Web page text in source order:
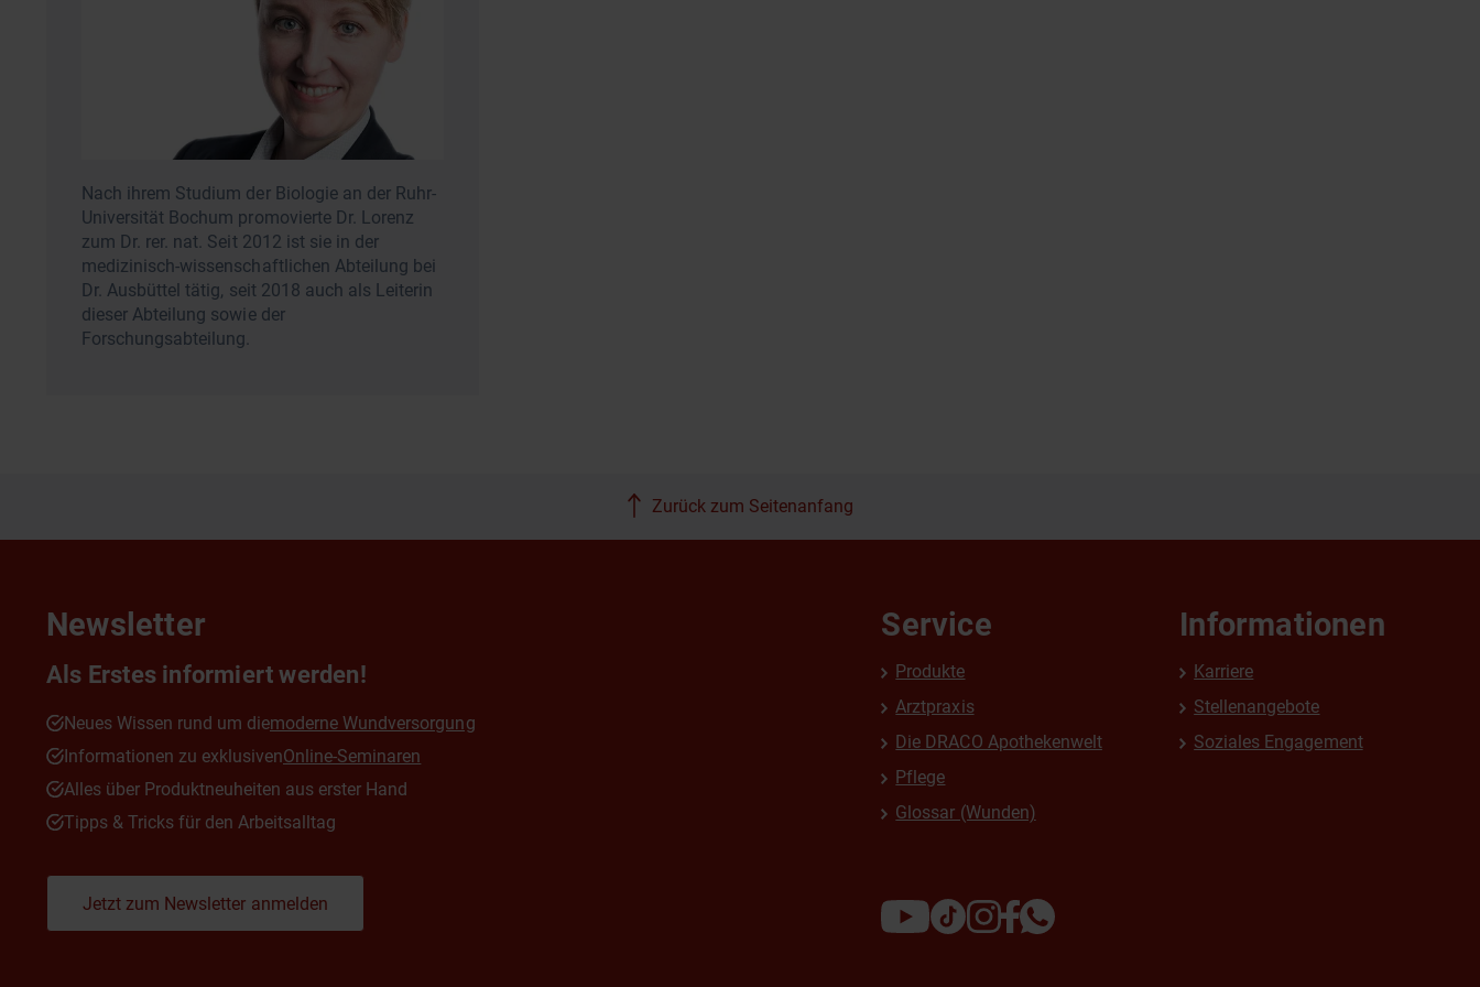
Nach ihrem Studium der Biologie an der Ruhr-
Universität Bochum promovierte Dr. Lorenz
zum Dr. rer. nat. Seit 2012 ist sie in der
medizinisch-wissenschaftlichen Abteilung bei
Dr. Ausbüttel tätig, seit 2018 auch als Leiterin
dieser Abteilung sowie der
Forschungsabteilung.
Zurück zum Seitenanfang
Newsletter
Als Erstes informiert werden!
Neues Wissen rund um diemoderne Wundversorgung
Informationen zu exklusivenOnline-Seminaren
Alles über Produktneuheiten aus erster Hand
Tipps & Tricks für den Arbeitsalltag
Jetzt zum Newsletter anmelden
Service
Produkte
Arztpraxis
Die DRACO Apothekenwelt
Pflege
Glossar (Wunden)
Informationen
Karriere
Stellenangebote
Soziales Engagement